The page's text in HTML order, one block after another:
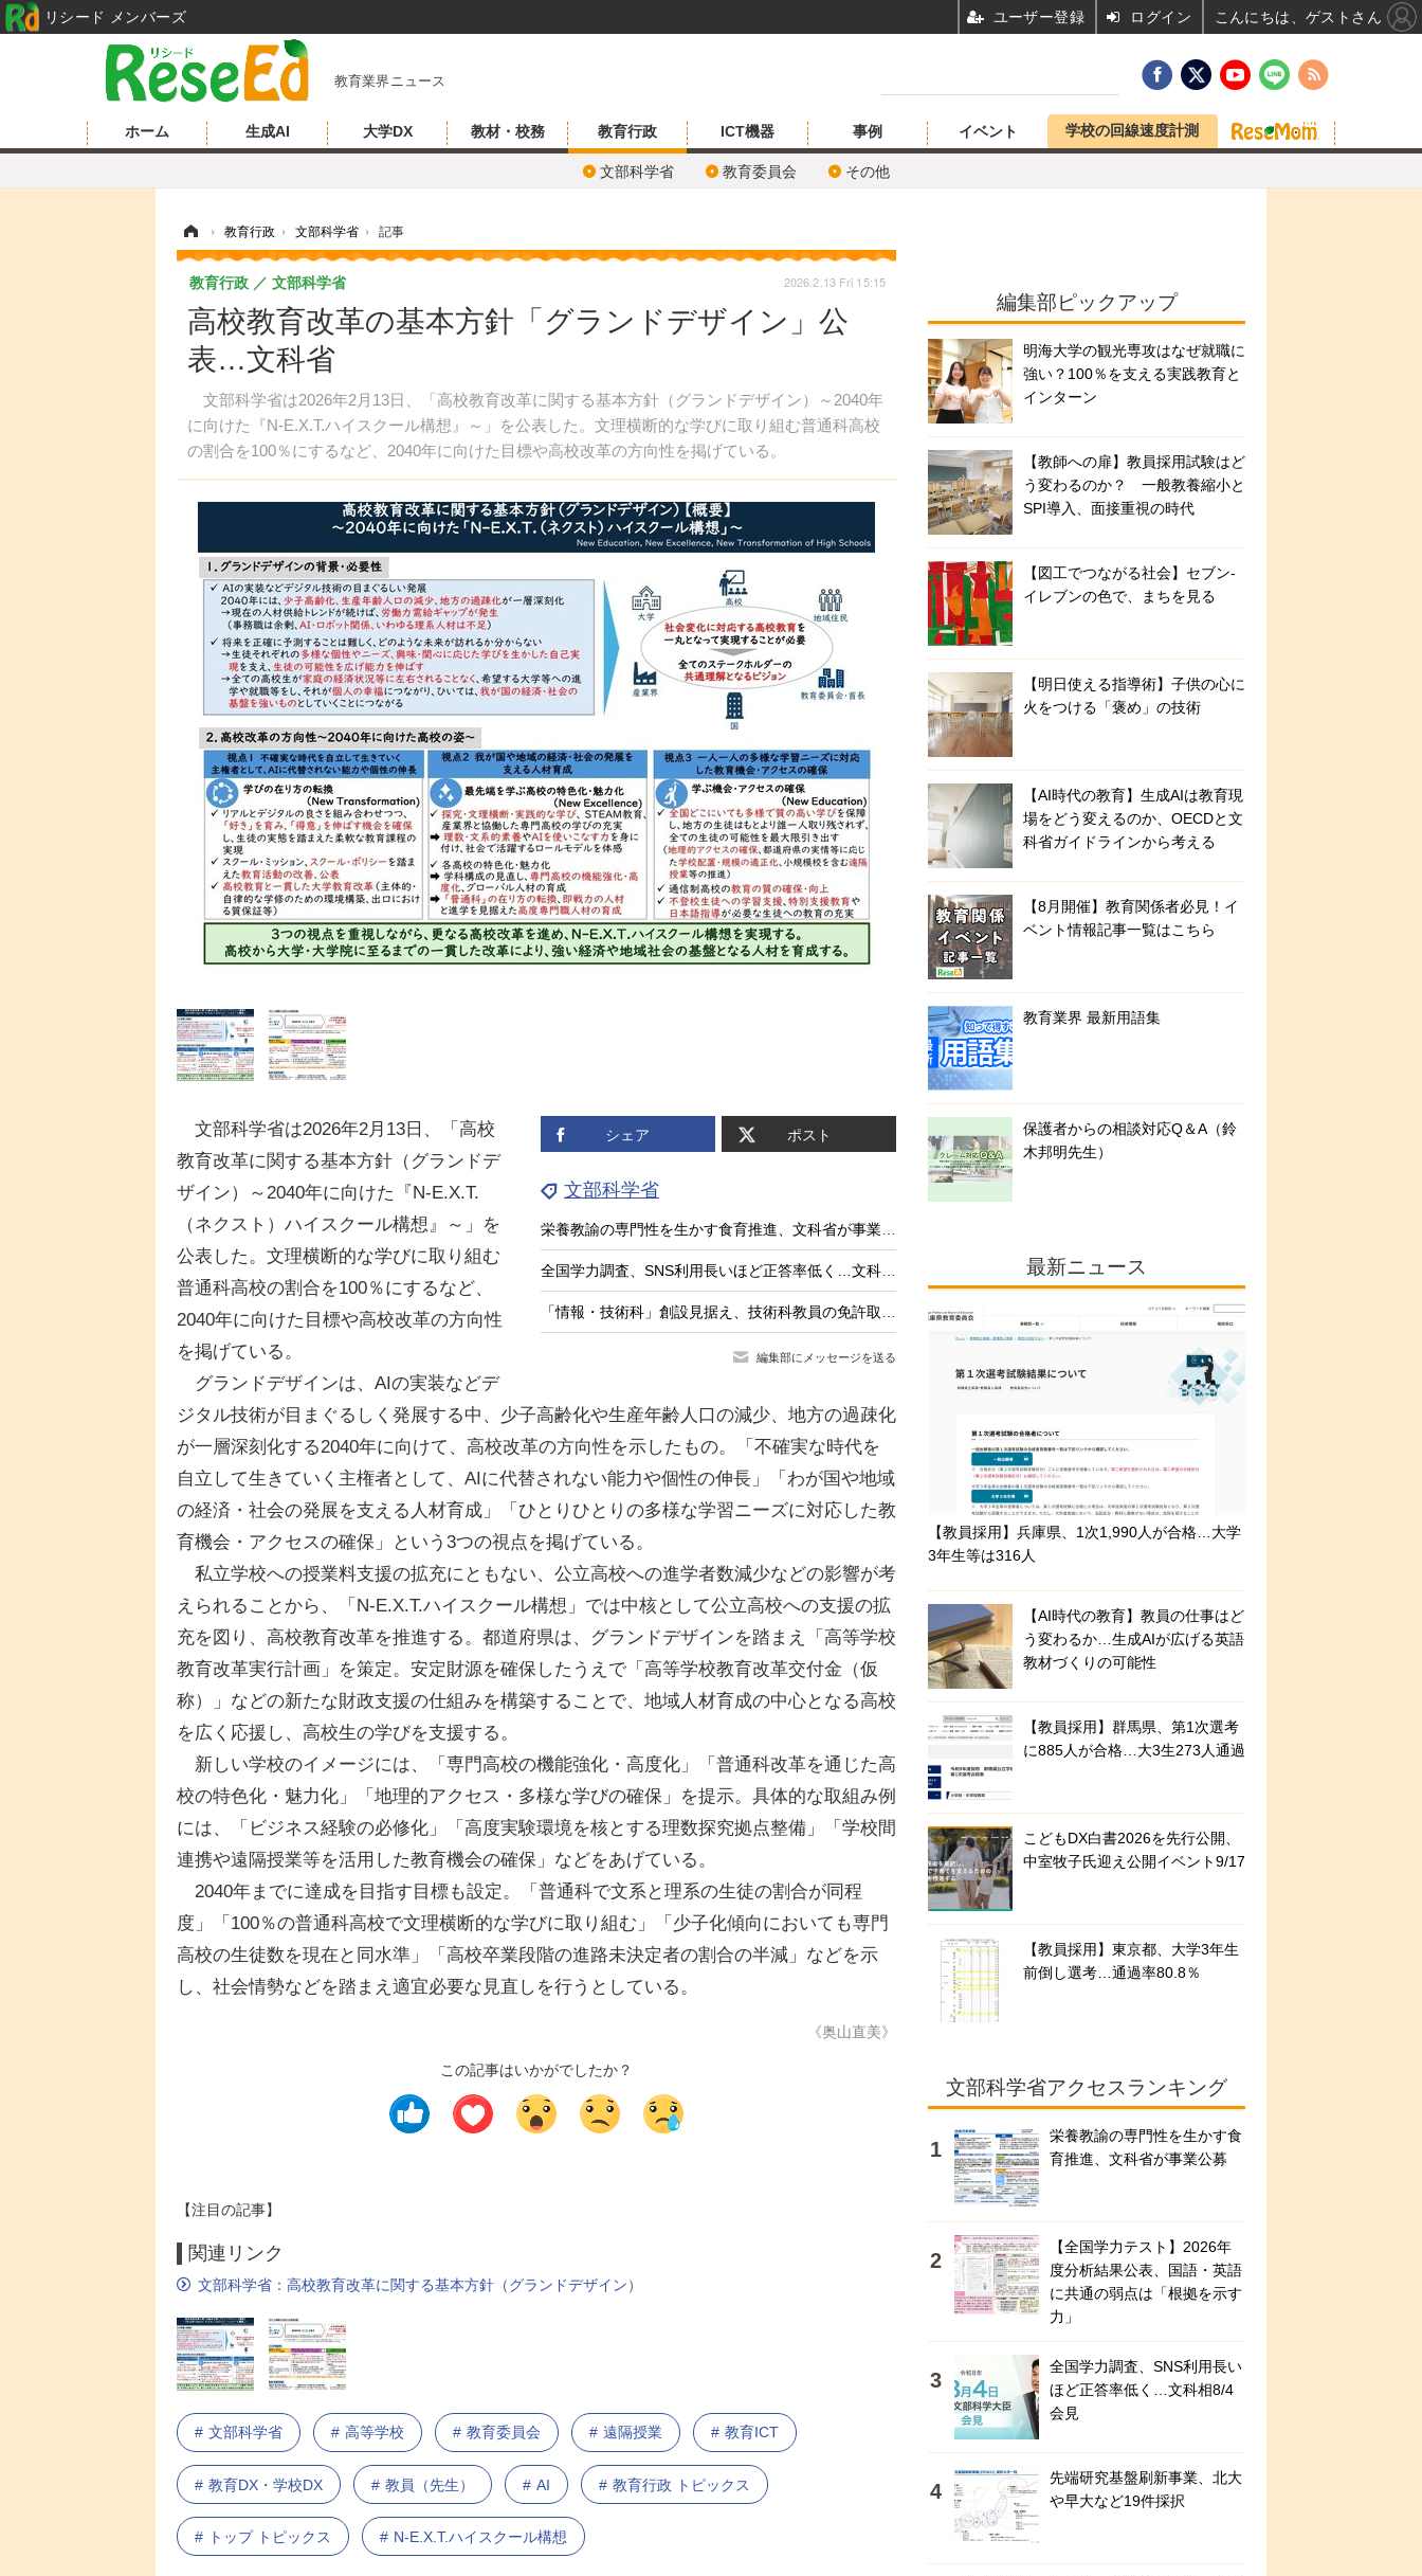
教育業界ニュース
ホーム 生成AI 大学DX 教材・校務 教育行政
文部科学省 教育委員会 その他
ICT機器 事例 イベント 学校の回線速度計測
› 教育行政 › 文部科学省 › 記事
高校教育改革の基本方針「グランドデザイン」公
表…文科省
文部科学省は2026年2月13日、「高校教育改革に関する基本方針（グランドデザイン）～2040年
に向けた『N-E.X.T.ハイスクール構想』～」を公表した。文理横断的な学びに取り組む普通科高校
の割合を100％にするなど、2040年に向けた目標や高校改革の方向性を掲げている。
教育行政 文部科学省 2026.2.13 Fri 15:15
シェア ポスト
文部科学省
栄養教諭の専門性を生かす食育推進、文科省が事業公募
全国学力調査、SNS利用長いほど正答率低く…文科相8/4会見
「情報・技術科」創設見据え、技術科教員の免許取得講座を全国実施…兵庫教育大
編集部にメッセージを送る
文部科学省は2026年2月13日、「高校
教育改革に関する基本方針（グランドデ
ザイン）～2040年に向けた『N-E.X.T.
（ネクスト）ハイスクール構想』～」を
公表した。文理横断的な学びに取り組む
普通科高校の割合を100％にするなど、
2040年に向けた目標や高校改革の方向性
を掲げている。
グランドデザインは、AIの実装などデ
ジタル技術が目まぐるしく発展する中、少子高齢化や生産年齢人口の減少、地方の過疎化
が一層深刻化する2040年に向けて、高校改革の方向性を示したもの。「不確実な時代を
自立して生きていく主権者として、AIに代替されない能力や個性の伸長」「わが国や地域
の経済・社会の発展を支える人材育成」「ひとりひとりの多様な学習ニーズに対応した教
育機会・アクセスの確保」という3つの視点を掲げている。
私立学校への授業料支援の拡充にともない、公立高校への進学者数減少などの影響が考
えられることから、「N-E.X.T.ハイスクール構想」では中核として公立高校への支援の拡
充を図り、高校教育改革を推進する。都道府県は、グランドデザインを踏まえ「高等学校
教育改革実行計画」を策定。安定財源を確保したうえで「高等学校教育改革交付金（仮
称）」などの新たな財政支援の仕組みを構築することで、地域人材育成の中心となる高校
を広く応援し、高校生の学びを支援する。
新しい学校のイメージには、「専門高校の機能強化・高度化」「普通科改革を通じた高
校の特色化・魅力化」「地理的アクセス・多様な学びの確保」を提示。具体的な取組み例
には、「ビジネス経験の必修化」「高度実験環境を核とする理数探究拠点整備」「学校間
連携や遠隔授業等を活用した教育機会の確保」などをあげている。
2040年までに達成を目指す目標も設定。「普通科で文系と理系の生徒の割合が同程
度」「100％の普通科高校で文理横断的な学びに取り組む」「少子化傾向においても専門
高校の生徒数を現在と同水準」「高校卒業段階の進路未決定者の割合の半減」などを示
し、社会情勢などを踏まえ適宜必要な見直しを行うとしている。
《奥山直美》
この記事はいかがでしたか？
【注目の記事】
関連リンク
文部科学省：高校教育改革に関する基本方針（グランドデザイン）
文部科学省 高等学校 教育委員会 遠隔授業 教育ICT
教育DX・学校DX 教員（先生） AI 教育行政 トピックス
トップ トピックス N-E.X.T.ハイスクール構想
編集部ピックアップ
明海大学の観光専攻はなぜ就職に
強い？100％を支える実践教育と
インターン
【教師への扉】教員採用試験はど
う変わるのか？ 一般教養縮小と
SPI導入、面接重視の時代
【図工でつながる社会】セブン‐
イレブンの色で、まちを見る
【明日使える指導術】子供の心に
火をつける「褒め」の技術
【AI時代の教育】生成AIは教育現
場をどう変えるのか、OECDと文
科省ガイドラインから考える
【8月開催】教育関係者必見！イ
ベント情報記事一覧はこちら
教育業界 最新用語集
保護者からの相談対応Q＆A（鈴
木邦明先生）
最新ニュース
【教員採用】兵庫県、1次1,990人が合格…大学
3年生等は316人
【AI時代の教育】教員の仕事はど
う変わるか…生成AIが広げる英語
教材づくりの可能性
【教員採用】群馬県、第1次選考
に885人が合格…大3生273人通過
こどもDX白書2026を先行公開、
中室牧子氏迎え公開イベント9/17
【教員採用】東京都、大学3年生
前倒し選考…通過率80.8％
文部科学省アクセスランキング
栄養教諭の専門性を生かす食
育推進、文科省が事業公募
【全国学力テスト】2026年
度分析結果公表、国語・英語
に共通の弱点は「根拠を示す
力」
全国学力調査、SNS利用長い
ほど正答率低く…文科相8/4
会見
先端研究基盤刷新事業、北大
や早大など19件採択
リシード メンバーズ ユーザー登録 ログイン こんにちは、ゲストさん